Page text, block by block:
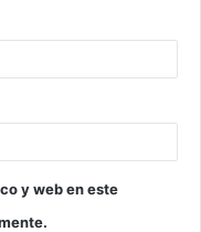
y web en este